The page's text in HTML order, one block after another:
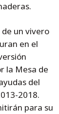
un vivero
en el
la Mesa de
del
2018.
para su